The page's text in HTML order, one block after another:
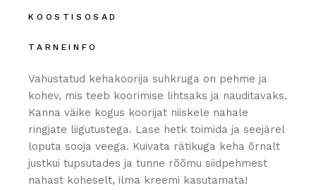
KOOSTISOSAD
TARNEINFO
Vahustatud kehakoorija suhkruga on pehme ja
kohev, mis teeb koorimise lihtsaks ja nauditavaks.
Kanna väike kogus koorijat niiskele nahale
ringjate liigutustega. Lase hetk toimida ja seejärel
loputa sooja veega. Kuivata rätikuga keha õrnalt
justkui tupsutades ja tunne rõõmu siidpehmest
nahast koheselt, ilma kreemi kasutamata!